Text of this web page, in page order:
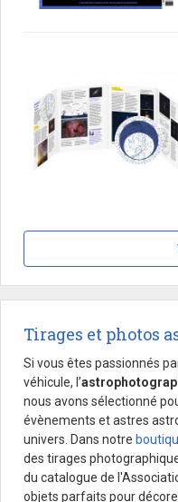
Tirages et photos
Si vous êtes passionnés
véhicule, l’
nous avons sélectionné
évènements et astres
univers. Dans notre
des tirages
du catalogue de
objets parfaits pour